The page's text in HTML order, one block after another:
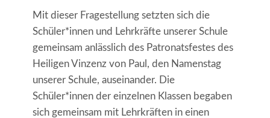
Mit dieser Fragestellung setzten sich die
Schüler*innen und Lehrkräfte unserer Schule
gemeinsam anlässlich des Patronatsfestes des
Heiligen Vinzenz von Paul, den Namenstag
unserer Schule, auseinander. Die
Schüler*innen der einzelnen Klassen begaben
sich gemeinsam mit Lehrkräften in einen